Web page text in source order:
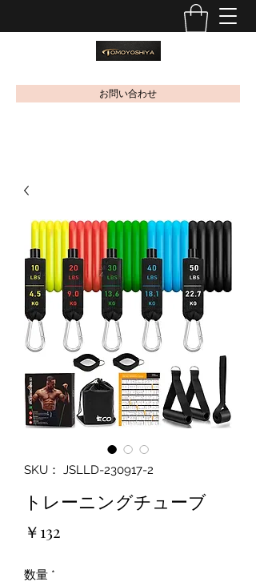
お問い合わせ
SKU： JSLLD-230917-2
トレーニングチューブ
￥132
数量 *